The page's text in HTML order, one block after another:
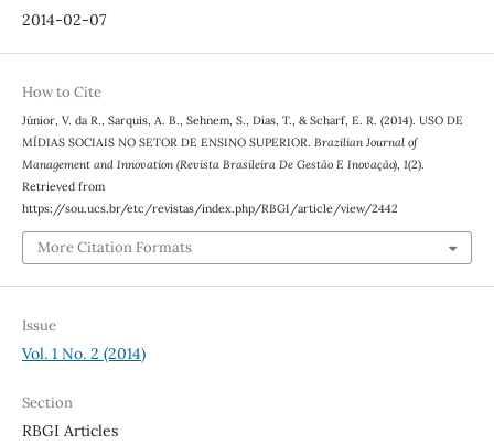
2014-02-07
How to Cite
Júnior, V. da R., Sarquis, A. B., Sehnem, S., Dias, T., & Scharf, E. R. (2014). USO DE
MÍDIAS SOCIAIS NO SETOR DE ENSINO SUPERIOR. Brazilian Journal of
Management and Innovation (Revista Brasileira De Gestão E Inovação), 1(2).
Retrieved from
https://sou.ucs.br/etc/revistas/index.php/RBGI/article/view/2442
More Citation Formats
Issue
Vol. 1 No. 2 (2014)
Section
RBGI Articles